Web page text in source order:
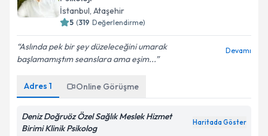
İstanbul, Ataşehir
5 (319 Değerlendirme)
Aslında pek bir şey düzeleceğini umarak
başlamamıştım seanslara ama eşim...
Devamı
Adres 1 Online Görüşme
Deniz Doğruöz Özel Sağlık Meslek Hizmet
Birimi Klinik Psikolog
Haritada Göster